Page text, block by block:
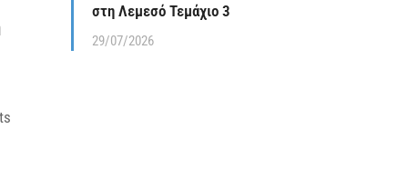
στη Λεμεσό Τεμάχιο 3
29/07/2026